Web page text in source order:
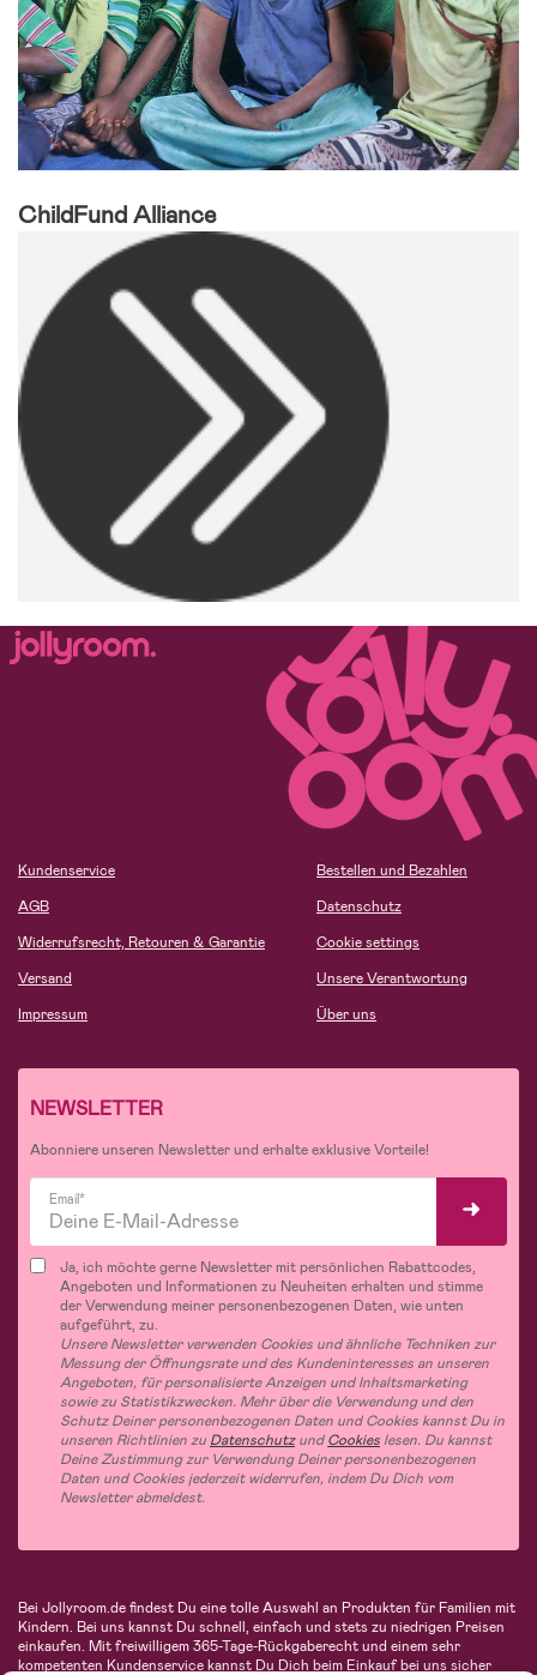
ChildFund Alliance
Kundenservice
AGB
Widerrufsrecht, Retouren & Garantie
Versand
Impressum
Bestellen und Bezahlen
Datenschutz
Cookie settings
Unsere Verantwortung
Über uns
NEWSLETTER
Abonniere unseren Newsletter und erhalte exklusive Vorteile!
Email*
Ja, ich möchte gerne Newsletter mit persönlichen Rabattcodes,
Angeboten und Informationen zu Neuheiten erhalten und stimme
der Verwendung meiner personenbezogenen Daten, wie unten
aufgeführt, zu.
Unsere Newsletter verwenden Cookies und ähnliche Techniken zur
Messung der Öffnungsrate und des Kundeninteresses an unseren
Angeboten, für personalisierte Anzeigen und Inhaltsmarketing
sowie zu Statistikzwecken. Mehr über die Verwendung und den
Schutz Deiner personenbezogenen Daten und Cookies kannst Du in
unseren Richtlinien zu DatenschutzundCookies lesen. Du kannst
Deine Zustimmung zur Verwendung Deiner personenbezogenen
Daten und Cookies jederzeit widerrufen, indem Du Dich vom
Newsletter abmeldest.
Bei Jollyroom.de findest Du eine tolle Auswahl an Produkten für Familien mit
Kindern. Bei uns kannst Du schnell, einfach und stets zu niedrigen Preisen
einkaufen. Mit freiwilligem 365-Tage-Rückgaberecht und einem sehr
kompetenten Kundenservice kannst Du Dich beim Einkauf bei uns sicher